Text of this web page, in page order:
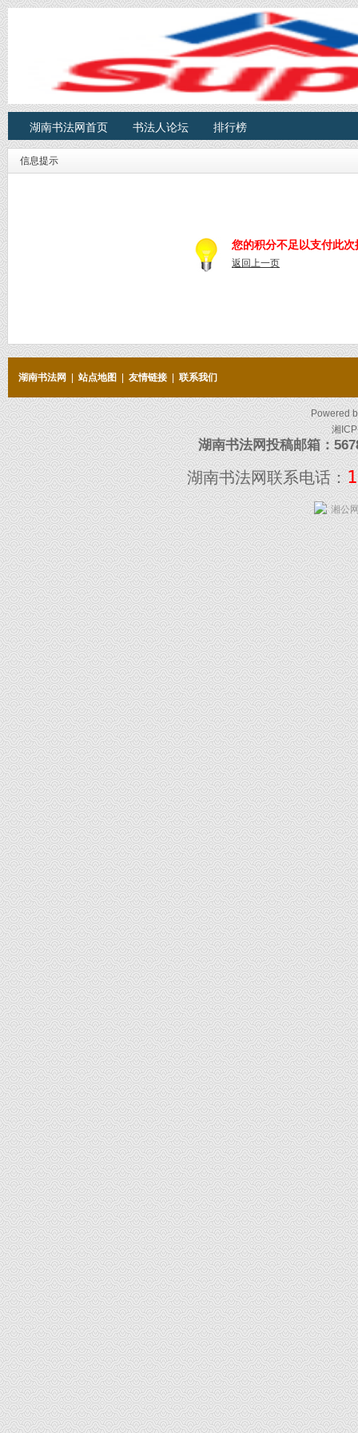
湖南书法网首页 书法人论坛 排行榜
信息提示
您的积分不足以支付此次
返回上一页
湖南书法网 站点地图 友情链接 联系我们
Powered
湘
湖南书法网投稿邮箱：
湖南书法网联系电话：
湘公